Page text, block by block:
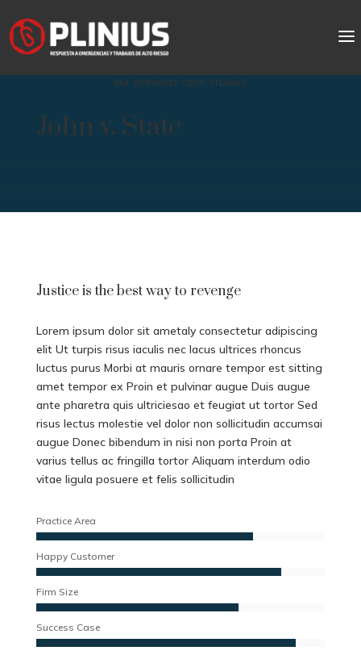
our previous case studies
John v. State
Justice is the best way to revenge
Lorem ipsum dolor sit ametaly consectetur adipiscing
elit Ut turpis risus iaculis nec lacus ultrices rhoncus
luctus purus Morbi at mauris ornare tempor est sitting
amet tempor ex Proin et pulvinar augue Duis augue
ante pharetra quis ultriciesao et feugiat ut tortor Sed
risus lectus molestie vel dolor non sollicitudin accumsai
augue Donec bibendum in nisi non porta Proin at
varius tellus ac fringilla tortor Aliquam interdum odio
vitae ligula posuere et felis sollicitudin
Practice Area
Happy Customer
Firm Size
Success Case